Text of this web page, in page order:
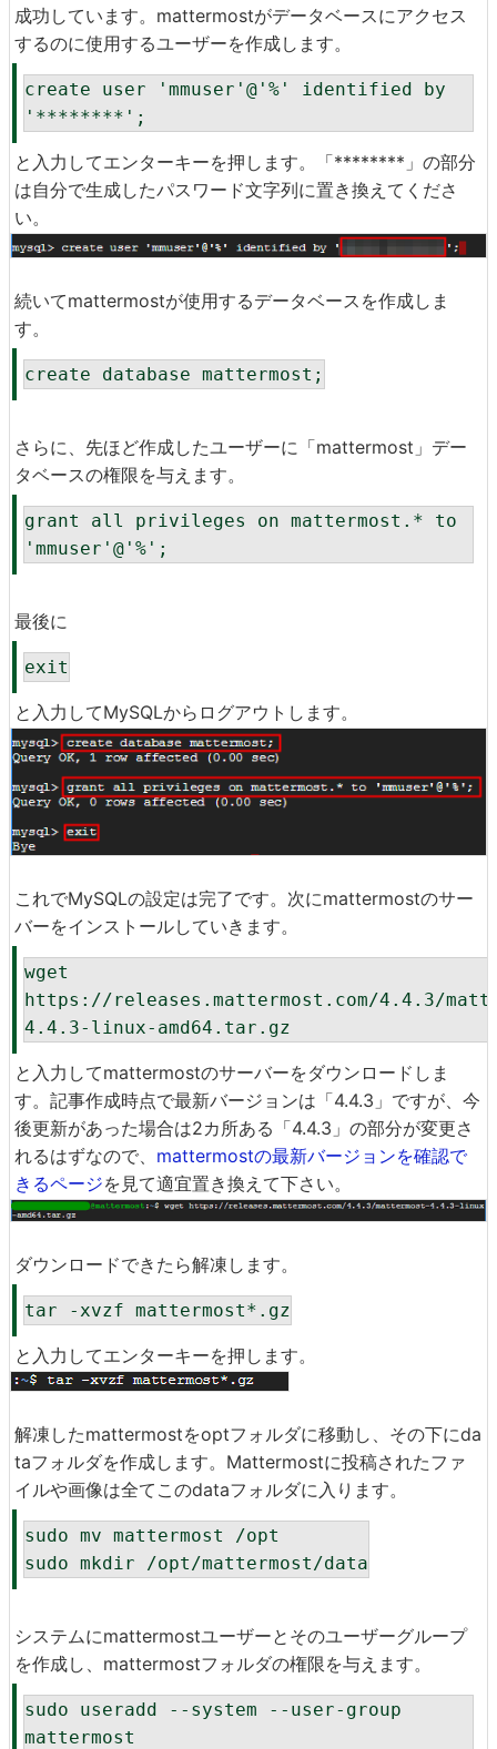
成功しています。mattermostがデータベースにアクセス
するのに使用するユーザーを作成します。
create user 'mmuser'@'%' identified by
'********';
と入力してエンターキーを押します。「********」の部分
は自分で生成したパスワード文字列に置き換えてくださ
い。
続いてmattermostが使用するデータベースを作成しま
す。
create database mattermost;
さらに、先ほど作成したユーザーに「mattermost」デー
タベースの権限を与えます。
grant all privileges on mattermost.* to
'mmuser'@'%';
最後に
exit
と入力してMySQLからログアウトします。
これでMySQLの設定は完了です。次にmattermostのサー
バーをインストールしていきます。
wget
https://releases.mattermost.com/4.4.3/
4.4.3-linux-amd64.tar.gz
と入力してmattermostのサーバーをダウンロードしま
す。記事作成時点で最新バージョンは「4.4.3」ですが、今
後更新があった場合は2カ所ある「4.4.3」の部分が変更さ
れるはずなので、 mattermostの最新バージョンを確認で
きるページを見て適宜置き換えて下さい。
ダウンロードできたら解凍します。
tar -xvzf mattermost*.gz
と入力してエンターキーを押します。
解凍したmattermostをoptフォルダに移動し、その下にda
taフォルダを作成します。Mattermostに投稿されたファ
イルや画像は全てこのdataフォルダに入ります。
sudo mv mattermost /opt
sudo mkdir /opt/mattermost/data
システムにmattermostユーザーとそのユーザーグループ
を作成し、mattermostフォルダの権限を与えます。
sudo useradd --system --user-group
mattermost